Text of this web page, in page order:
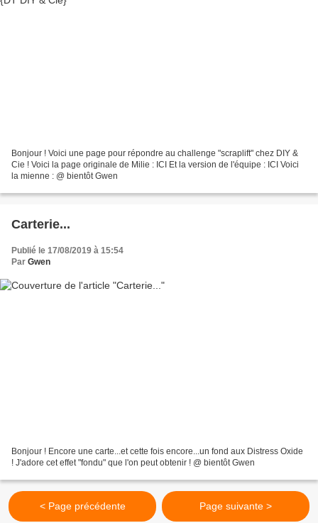
Bonjour ! Voici une page pour répondre au challenge "scraplift" chez DIY &
Cie ! Voici la page originale de Milie : ICI Et la version de l'équipe : ICI Voici
la mienne : @ bientôt Gwen
Carterie...
Publié le 17/08/2019 à 15:54
Par Gwen
Bonjour ! Encore une carte...et cette fois encore...un fond aux Distress Oxide
! J'adore cet effet "fondu" que l'on peut obtenir ! @ bientôt Gwen
< Page précédente Page suivante >